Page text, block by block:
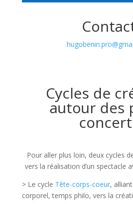
Cycles de
autour des
Pour aller plus loin, deux cycles
vers la réalisation d’un spectacle
> Le cycle Tête-corps-coeur,
corporel, temps philo, vers la